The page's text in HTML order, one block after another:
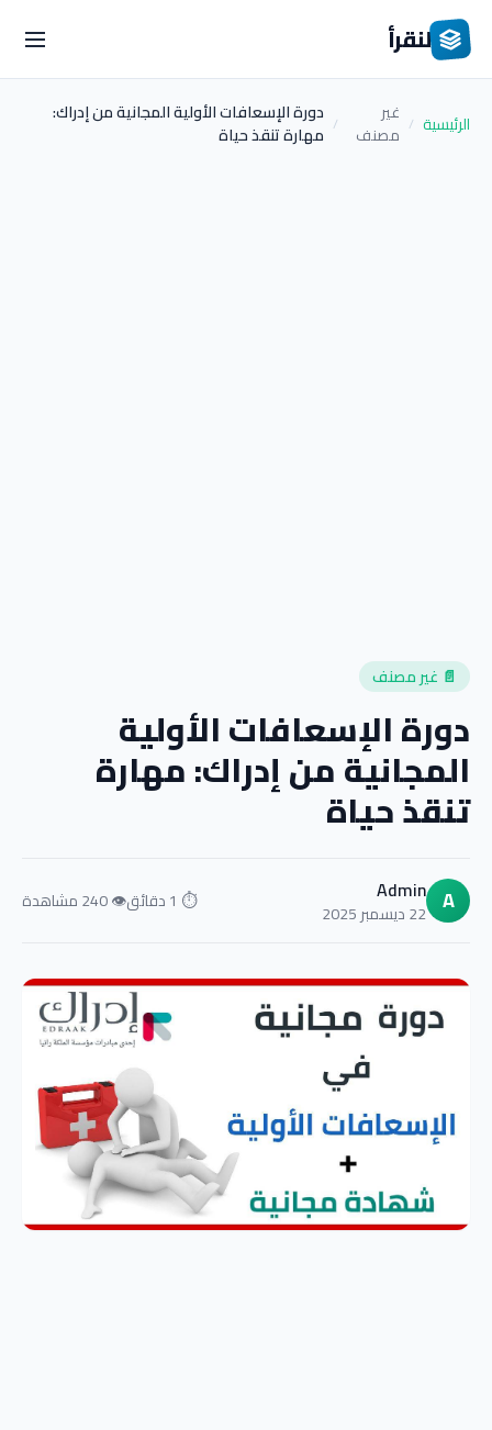
لنقرأ
الرئيسية / غير
مصنف
/ دورة الإسعافات الأولية المجانية من إدراك:
مهارة تنقذ حياة
📄 غير مصنف
دورة الإسعافات الأولية
المجانية من إدراك: مهارة
تنقذ حياة
A
Admin
22 ديسمبر 2025 ⏱ 1 دقائق 👁 240 مشاهدة